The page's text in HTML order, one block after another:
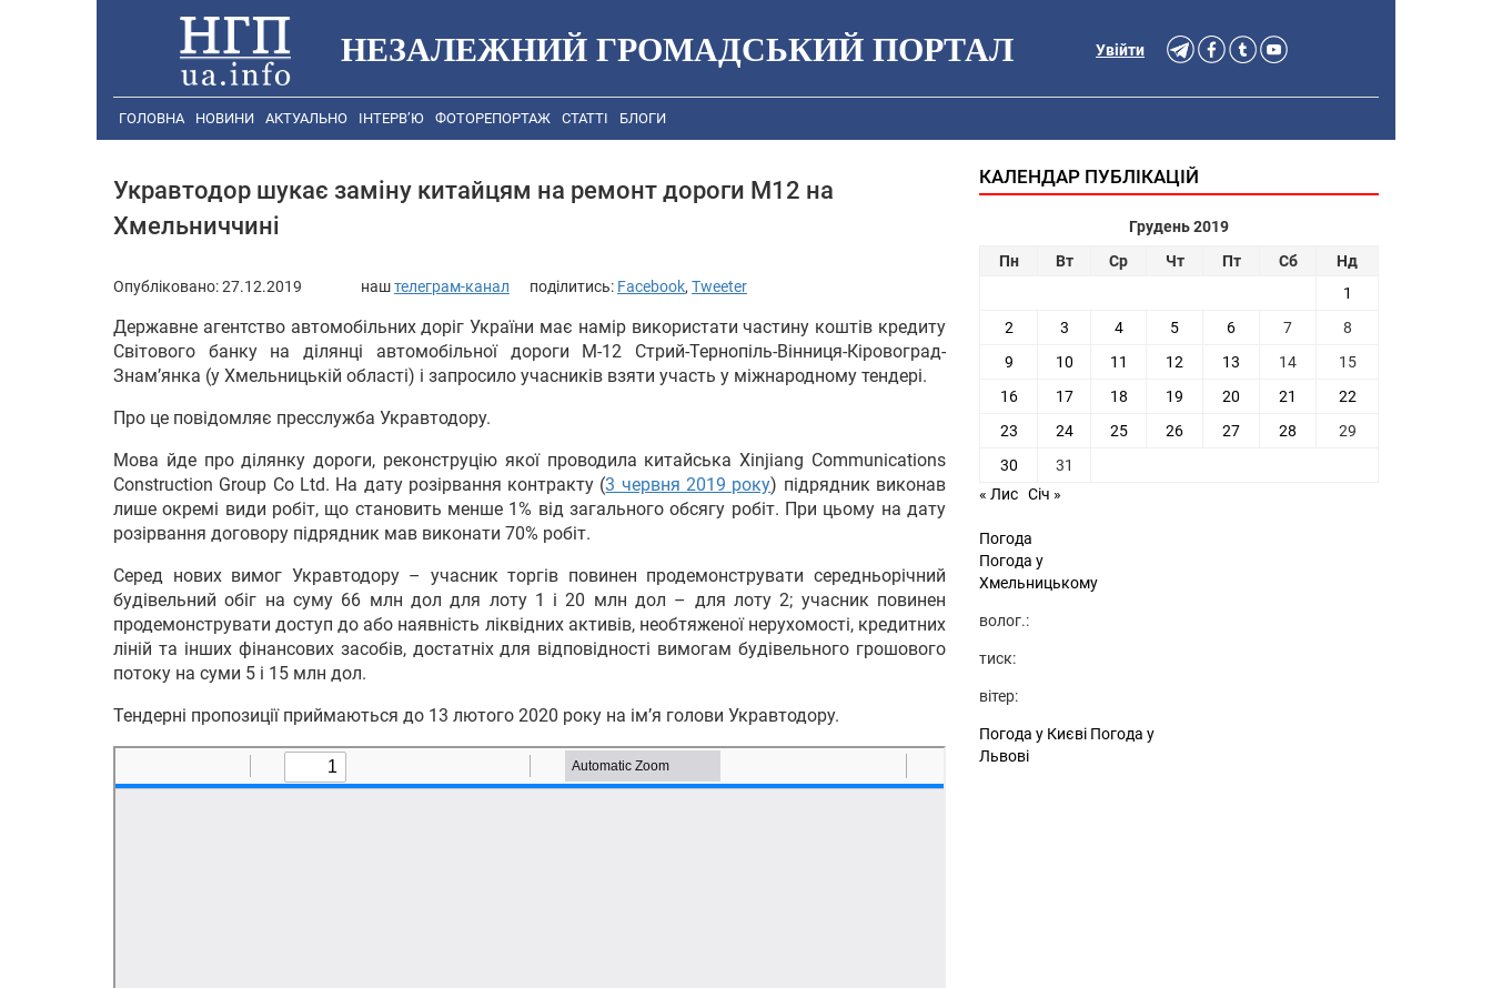
НЕЗАЛЕЖНИЙ ГРОМАДСЬКИЙ ПОРТАЛ Увійти
ГОЛОВНА НОВИНИ АКТУАЛЬНО ІНТЕРВ’Ю ФОТОРЕПОРТАЖ СТАТТІ БЛОГИ
Укравтодор шукає заміну китайцям на ремонт дороги М12 на
Хмельниччині
Опубліковано:27.12.2019 наштелеграм-канал поділитись: Facebook, Tweeter
Державне агентство автомобільних доріг України має намір використати частину коштів кредиту
Світового банку на ділянці автомобільної дороги M-12 Стрий-Тернопіль-Вінниця-Кіровоград-
Знам’янка (у Хмельницькій області) і запросило учасників взяти участь у міжнародному тендері.
Про це повідомляє пресслужба Укравтодору.
Мова йде про ділянку дороги, реконструцію якої проводила китайська Xinjiang Communications
Construction Group Co Ltd. На дату розірвання контракту (3 червня 2019 року) підрядник виконав
лише окремі види робіт, що становить менше 1% від загального обсягу робіт. При цьому на дату
розірвання договору підрядник мав виконати 70% робіт.
Серед нових вимог Укравтодору – учасник торгів повинен продемонструвати середньорічний
будівельний обіг на суму 66 млн дол для лоту 1 і 20 млн дол – для лоту 2; учасник повинен
продемонструвати доступ до або наявність ліквідних активів, необтяженої нерухомості, кредитних
ліній та інших фінансових засобів, достатніх для відповідності вимогам будівельного грошового
потоку на суми 5 і 15 млн дол.
Тендерні пропозиції приймаються до 13 лютого 2020 року на ім’я голови Укравтодору.
КАЛЕНДАР ПУБЛІКАЦІЙ
Грудень 2019
Пн
Вт Ср Чт Пт Сб
Нд
1
2
3 4 5 6 7
8
9
10 11 12 13 14
15
16
17 18 19 20 21
22
23
24 25 26 27 28
29
30
31
« Лис Січ »
Погода
Погода у
Хмельницькому
волог.:
тиск:
вітер:
Погода у Києві Погода у
Львові